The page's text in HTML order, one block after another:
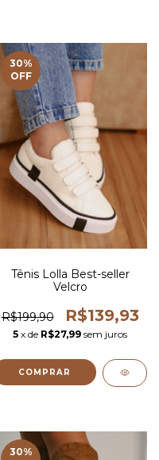
30%
OFF
Tênis Lolla Best-seller
Velcro
R$199,90 R$139,93
5 x de R$27,99 sem juros
COMPRAR
30%